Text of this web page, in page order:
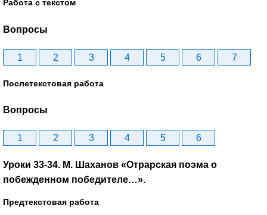
Работа с текстом
Вопросы
1 2 3 4 5 6 7
Послетекстовая работа
Вопросы
1 2 3 4 5 6
Уроки 33-34. М. Шаханов «Отрарская поэма о
побежденном победителе…».
Предтекстовая работа